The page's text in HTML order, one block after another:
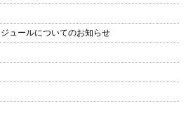
ュールについてのお知らせ